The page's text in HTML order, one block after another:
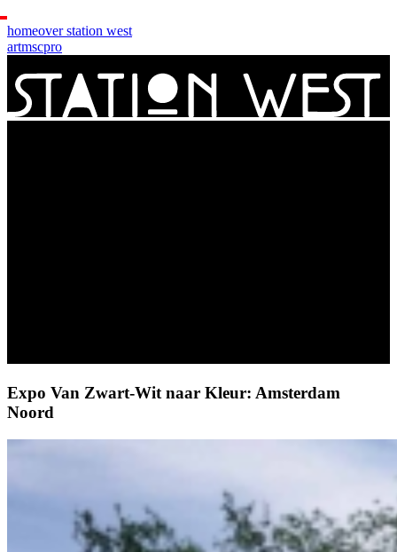
homeover station west
artmscpro
Expo Van Zwart-Wit naar Kleur: Amsterdam
Noord